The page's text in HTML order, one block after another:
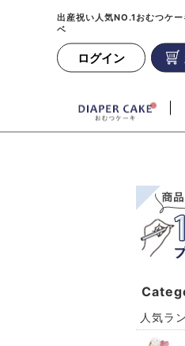
出産祝い人気NO.1おむつケ
ベ
ログイン
人気ラ